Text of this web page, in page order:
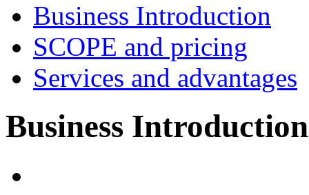
Business Introduction
SCOPE and pricing
Services and advantages
Business Introduction